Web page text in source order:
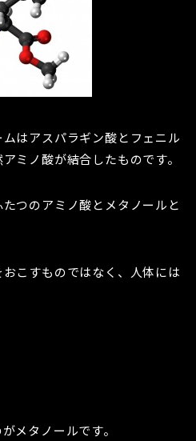
はアスパラギン酸とフェニル
ミノ酸が結合したものです。
つのアミノ酸とメタノールと
こすものではなく、人体には
メタノールです。